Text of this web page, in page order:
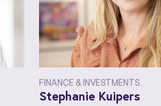
FINANCE & INVESTMENTS.
Stephanie Kuipers